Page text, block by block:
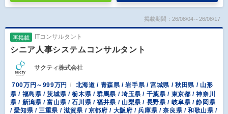
掲載期間：26/08/04～26/08/17
再掲載 ITコンサルタント
シニア人事システムコンサルタント
サクティ株式会社
700万円～999万円
北海道 / 青森県 / 岩手県 / 宮城県 / 秋田県 / 山形
県 / 福島県 / 茨城県 / 栃木県 / 群馬県 / 埼玉県 / 千葉県 / 東京都 / 神奈川
県 / 新潟県 / 富山県 / 石川県 / 福井県 / 山梨県 / 長野県 / 岐阜県 / 静岡県
/ 愛知県 / 三重県 / 滋賀県 / 京都府 / 大阪府 / 兵庫県 / 奈良県 / 和歌山県 /